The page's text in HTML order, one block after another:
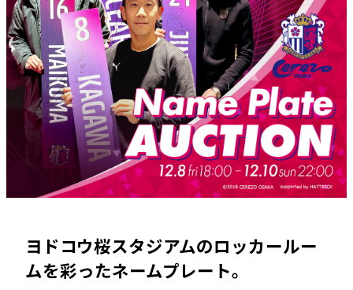
ヨドコウ桜スタジアムのロッカールー
ムを彩ったネームプレート。